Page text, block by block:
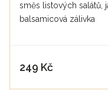
směs listových salátů,
balsamicová zálivka
249 Kč